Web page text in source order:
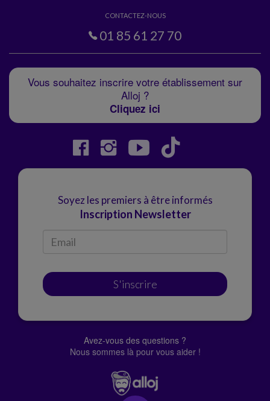
CONTACTEZ-NOUS
01 85 61 27 70
Vous souhaitez inscrire votre établissement sur
Alloj ?
Cliquez ici
Soyez les premiers à être informés
Inscription Newsletter
S'inscrire
Avez-vous des questions ?
Nous sommes là pour vous aider !